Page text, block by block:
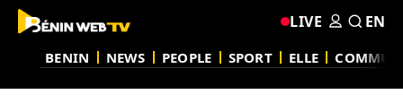
BENIN NEWS PEOPLE SPORT ELLE
LIVE EN